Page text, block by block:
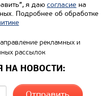
я даю согласие на
Подробнее об обработке
рекламных и
рассылок
НА НОВОСТИ: